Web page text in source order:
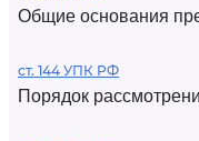
Общие основания
ст. 144 УПК РФ
Порядок